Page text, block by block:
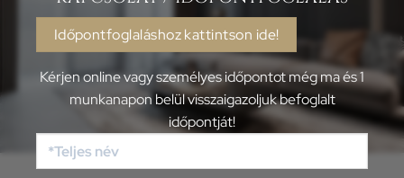
Időpontfoglaláshoz kattintson ide!
Kérjen online vagy személyes időpontot még ma és 1
munkanapon belül visszaigazoljuk befoglalt
időpontját!